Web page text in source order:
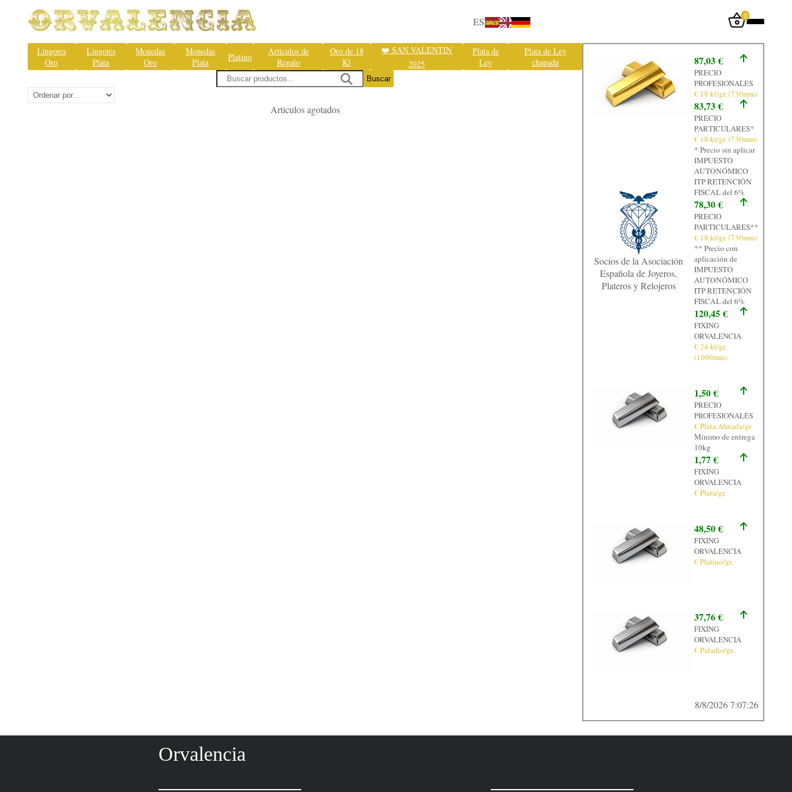
ESENDE 0
Iniciar sesión
Inicio
Tienda
Taller
Tasación
Laboratorio
Joyas
Noticias
Normativa
Contacto
Graficos
Lingotes
Oro
Lingotes
Plata
Monedas
Oro
Monedas
Plata
Platino
Articulos de
Regalo
Oro de 18
Kl
❤️ SAN VALENTIN
2025
Plata de
Ley
Plata de Ley
chapada
Buscar
Articulos agotados
Socios de la Asociación
Española de Joyeros,
Plateros y Relojeros
87,03 €
PRECIO
PROFESIONALES
€ 18 kt/gr. (730mm)
83,73 €
PRECIO
PARTICULARES*
€ 18 kt/gr. (730mm)
* Precio sin aplicar
IMPUESTO
AUTONÓMICO
ITP RETENCIÓN
FISCAL del 6%
78,30 €
PRECIO
PARTICULARES**
€ 18 kt/gr. (730mm)
** Precio con
aplicación de
IMPUESTO
AUTONÓMICO
ITP RETENCIÓN
FISCAL del 6%
120,45 €
FIXING
ORVALENCIA
€ 24 kt/gr.
(1000mm)
1,50 €
PRECIO
PROFESIONALES
€ Plata Afinada/gr.
Mínimo de entrega
10kg
1,77 €
FIXING
ORVALENCIA
€ Plata/gr.
48,50 €
FIXING
ORVALENCIA
€ Platino/gr.
37,76 €
FIXING
ORVALENCIA
€ Paladio/gr.
8/8/2026 7:07:26
Orvalencia